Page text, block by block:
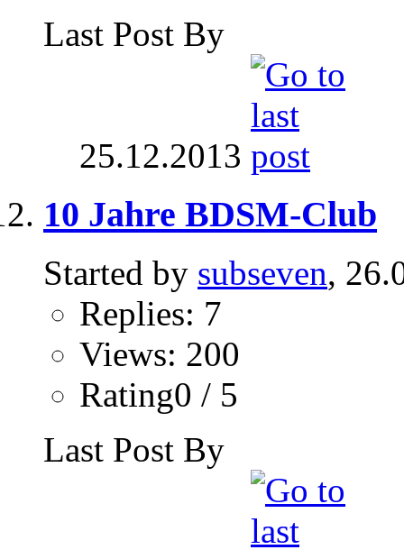
Last Post By
25.12.2013
10 Jahre BDSM-Club
Started by subseven,
Replies: 7
Views: 200
Rating0 / 5
Last Post By